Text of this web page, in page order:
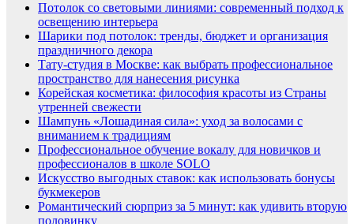
Потолок со световыми линиями: современный подход к
освещению интерьера
Шарики под потолок: тренды, бюджет и организация
праздничного декора
Тату-студия в Москве: как выбрать профессиональное
пространство для нанесения рисунка
Корейская косметика: философия красоты из Страны
утренней свежести
Шампунь «Лошадиная сила»: уход за волосами с
вниманием к традициям
Профессиональное обучение вокалу для новичков и
профессионалов в школе SOLO
Искусство выгодных ставок: как использовать бонусы
букмекеров
Романтический сюрприз за 5 минут: как удивить вторую
половинку